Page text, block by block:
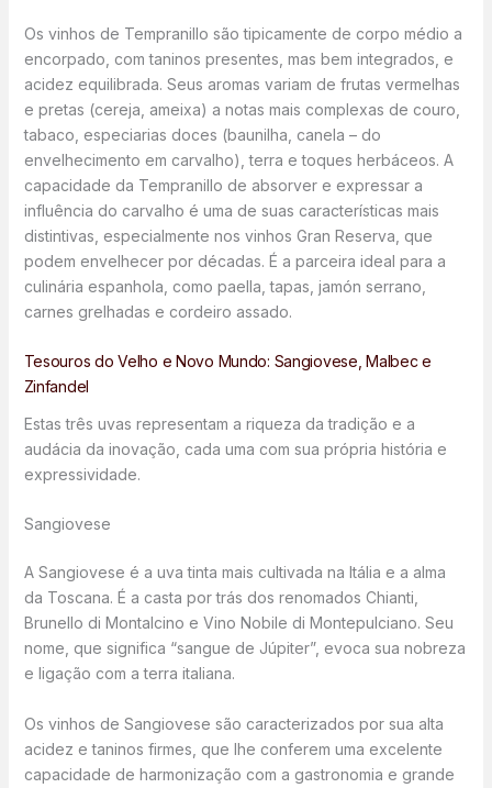
Os vinhos de Tempranillo são tipicamente de corpo médio a
encorpado, com taninos presentes, mas bem integrados, e
acidez equilibrada. Seus aromas variam de frutas vermelhas
e pretas (cereja, ameixa) a notas mais complexas de couro,
tabaco, especiarias doces (baunilha, canela – do
envelhecimento em carvalho), terra e toques herbáceos. A
capacidade da Tempranillo de absorver e expressar a
influência do carvalho é uma de suas características mais
distintivas, especialmente nos vinhos Gran Reserva, que
podem envelhecer por décadas. É a parceira ideal para a
culinária espanhola, como paella, tapas, jamón serrano,
carnes grelhadas e cordeiro assado.
Tesouros do Velho e Novo Mundo: Sangiovese, Malbec e
Zinfandel
Estas três uvas representam a riqueza da tradição e a
audácia da inovação, cada uma com sua própria história e
expressividade.
Sangiovese
A Sangiovese é a uva tinta mais cultivada na Itália e a alma
da Toscana. É a casta por trás dos renomados Chianti,
Brunello di Montalcino e Vino Nobile di Montepulciano. Seu
nome, que significa “sangue de Júpiter”, evoca sua nobreza
e ligação com a terra italiana.
Os vinhos de Sangiovese são caracterizados por sua alta
acidez e taninos firmes, que lhe conferem uma excelente
capacidade de harmonização com a gastronomia e grande